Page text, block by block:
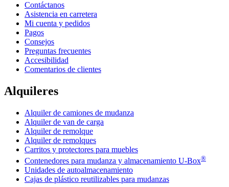
Contáctanos
Asistencia en carretera
Mi cuenta y pedidos
Pagos
Consejos
Preguntas frecuentes
Accesibilidad
Comentarios de clientes
Alquileres
Alquiler de camiones de mudanza
Alquiler de van de carga
Alquiler de remolque
Alquiler de remolques
Carritos y protectores para muebles
Contenedores para mudanza y almacenamiento U-Box®
Unidades de autoalmacenamiento
Cajas de plástico reutilizables para mudanzas